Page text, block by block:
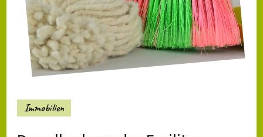
Immobilien